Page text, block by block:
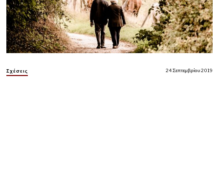
Σχέσεις 24 Σεπτεμβρίου 2019